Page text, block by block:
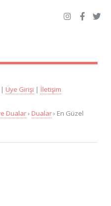
Üye Girişi | İletişim
Dualar› Dualar› En Güzel